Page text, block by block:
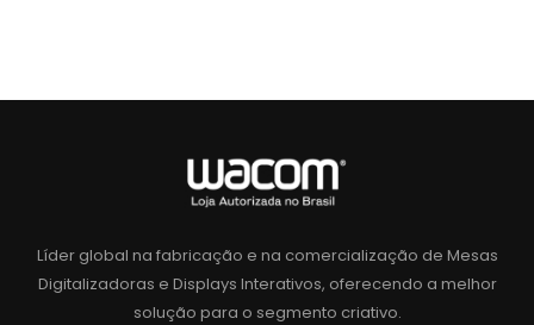
Líder global na fabricação e na comercialização de Mesas
Digitalizadoras e Displays Interativos, oferecendo a melhor
solução para o segmento criativo.